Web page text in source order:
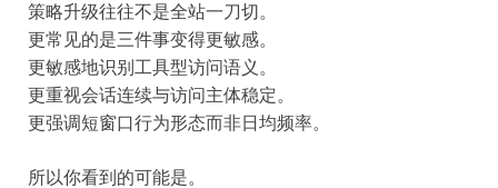
策略升级往往不是全站一刀切。
更常见的是三件事变得更敏感。
更敏感地识别工具型访问语义。
更重视会话连续与访问主体稳定。
更强调短窗口行为形态而非日均频率。
所以你看到的可能是。